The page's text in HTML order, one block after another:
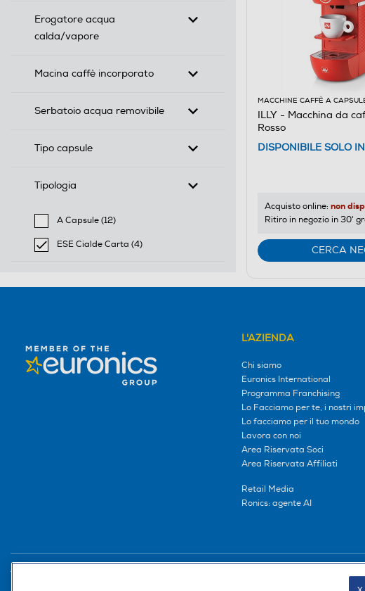
Erogatore acqua
calda/vapore
Macina caffè incorporato
Serbatoio acqua removibile
Tipo capsule
Tipologia
A Capsule (12)
Filtra per Tipologia: A Capsule
ESE Cialde Carta (4)
selected Filtro applicato per Tipologia: ESE Cialde Carta
MACCHINE CAFFÈ A
ILLY - Macchina da
Rosso
DISPONIBILE SOLO
Acquisto online: non
Ritiro in negozio in 30'
CERCA
L'AZIENDA
Chi siamo
Euronics International
Programma Franchising
Lo Facciamo per te, i nostri
Lo facciamo per il tuo mondo
Lavora con noi
Area Riservata Soci
Area Riservata Affiliati
Retail Media
Ronics: agente AI
Trova negozio